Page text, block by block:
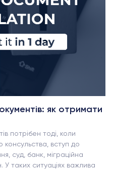
як отримати
потрібен тоді, коли
вступ до
суд, банк, міграційна
У таких ситуаціях важлива